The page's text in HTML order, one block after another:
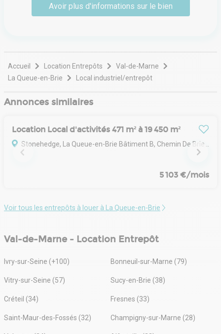
société permet aux investisseurs, aux gestionnaires
immobiliers et aux promoteurs de prendre des décisions
Avoir plus d'informations sur le bien
Accueil Location Entrepôts
Val-de-Marne
La Queue-en-Brie
Local industriel/entrepôt
Annonces similaires
Location Local d'activités 471 m² à 19 450 m²
Stonehedge, La Queue-en-Brie Bâtiment B, Chemin De Brie, 94510 La Queue-en-Brie
5 103 €/mois
Voir tous les entrepôts à louer à La Queue-en-Brie
Val-de-Marne - Location Entrepôt
Ivry-sur-Seine (+100) Bonneuil-sur-Marne (79)
Vitry-sur-Seine (57) Sucy-en-Brie (38)
Créteil (34) Fresnes (33)
Saint-Maur-des-Fossés (32) Champigny-sur-Marne (28)